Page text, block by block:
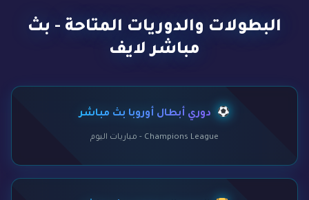
البطولات والدوريات المتاحة - بث
مباشر لايف
دوري أبطال أوروبا بث مباشر
Champions League - مباريات اليوم